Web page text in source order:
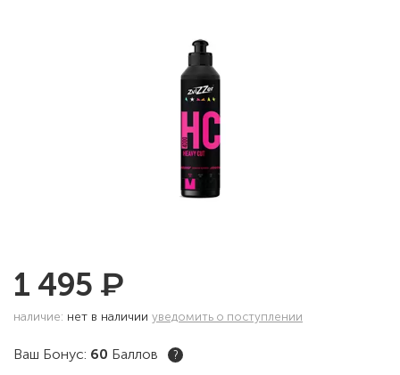
1 495 ₽
наличие: нет в наличии уведомить о поступлении
Ваш Бонус: 60 Баллов ?